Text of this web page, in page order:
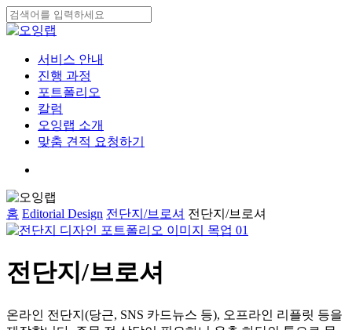
Skip
to
main
content
Close
search
Menu
서비스 안내
진행 과정
포트폴리오
칼럼
오잉랩 소개
맞춤 견적 요청하기
홈 Editorial Design 전단지/브로셔 전단지/브로셔
전단지/브로셔
온라인 전단지(당근, SNS 카드뉴스 등), 오프라인 리플릿 등을